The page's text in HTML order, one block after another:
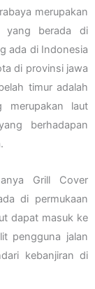
merupakan
yang berada di
ada di Indonesia
di provinsi jawa
timur adalah
laut
berhadapan
Grill Cover
di permukaan
dapat masuk ke
pengguna jalan
kebanjiran di